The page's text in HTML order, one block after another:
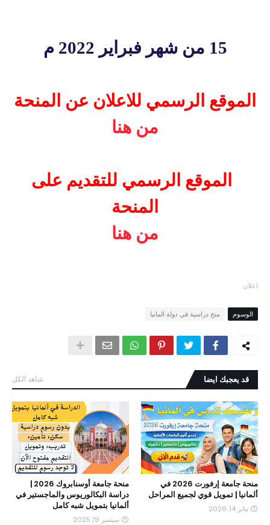
15 من شهر فبراير
الموقع الرسمي للاعلان عن المنحة
من هنا
الموقع الرسمي للتقديم على
المنحة
من هنا
اعلان
الوسوم منح دراسية في دولة المانيا
قد يعجبك ايضا شاهد الكل
منحة جامعة إرفورت 2026 في
ألمانيا | تمويل قوي لجميع المراحل
يناير 14, 2026
منحة جامعة أوسنابروك 2026 |
دراسة البكالوريوس والماجستير في
ألمانيا بتمويل شبه كامل
سبتمبر 19, 2025